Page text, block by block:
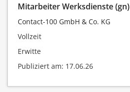
Mitarbeiter Werksdienste (gn)
Contact-100 GmbH & Co. KG
Vollzeit
Erwitte
Publiziert am: 17.06.26